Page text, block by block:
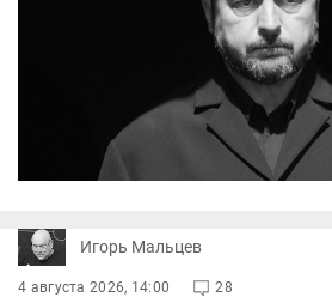
Игорь Мальцев
4 августа 2026, 14:00 28